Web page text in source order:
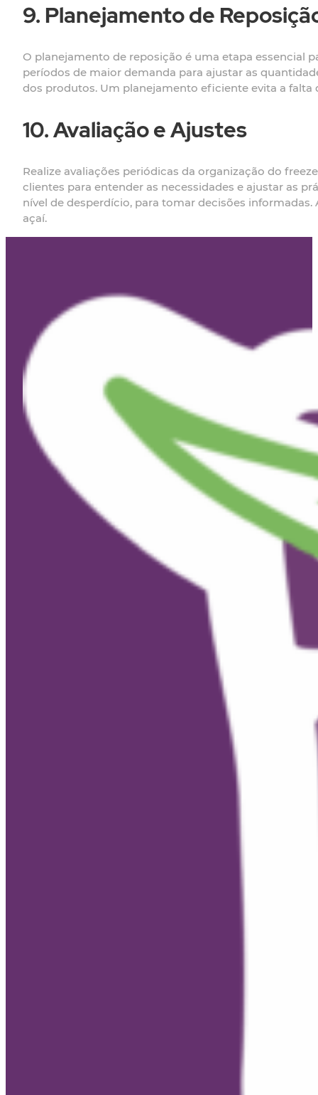
9. Planejamento de
O planejamento de reposição é uma etapa essencial
períodos de maior demanda para ajustar as
dos produtos. Um planejamento eficiente evita a
10. Avaliação e Ajustes
Realize avaliações periódicas da organização do
clientes para entender as necessidades e ajustar as
nível de desperdício, para tomar decisões
açaí.